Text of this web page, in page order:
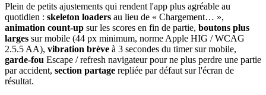
Plein de petits ajustements qui rendent l'app plus agréable au
quotidien : skeleton loaders au lieu de « Chargement… »,
animation count-up sur les scores en fin de partie, boutons plus
larges sur mobile (44 px minimum, norme Apple HIG / WCAG
2.5.5 AA), vibration brève à 3 secondes du timer sur mobile,
garde-fou Escape / refresh navigateur pour ne plus perdre une partie
par accident, section partage repliée par défaut sur l'écran de
résultat.